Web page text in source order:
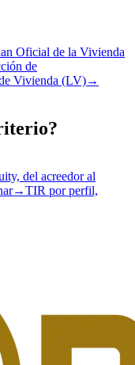
Oficial de la Vivienda
de
Vivienda (LV)→
del acreedor al
→TIR por perfil,